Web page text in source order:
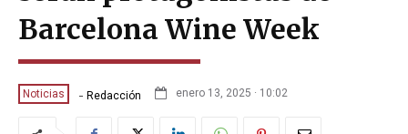
Barcelona Wine Week
Noticias - Redacción enero 13, 2025 · 10:02